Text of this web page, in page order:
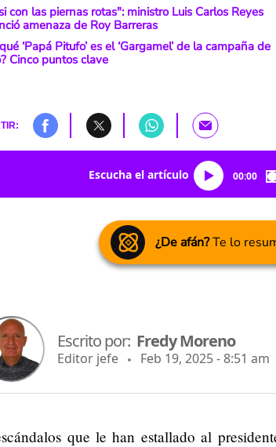
con las piernas rotas": ministro Luis Carlos Reyes
amenaza de Roy Barreras
‘Papá Pitufo’ es el ‘Gargamel’ de la campaña de
Cinco puntos clave
Escucha el artículo 00:00
¿De afán?Te lo
Escrito por: Fredy Moreno
Editor jefe Feb 19, 2025 - 8:51 am
que le han estallado al